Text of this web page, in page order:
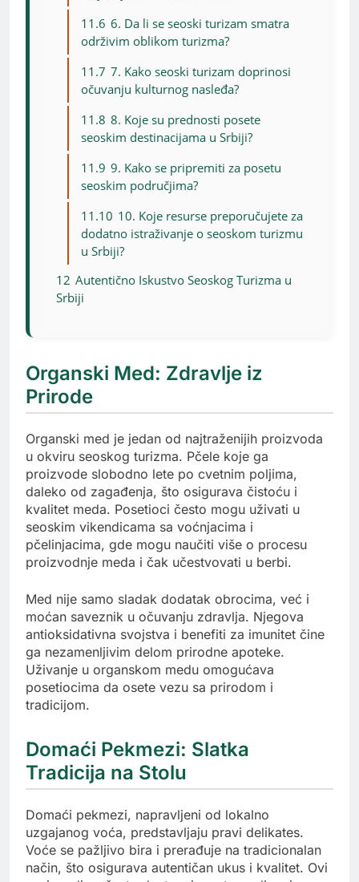
11.6 6. Da li se seoski turizam smatra
održivim oblikom turizma?
11.7 7. Kako seoski turizam doprinosi
očuvanju kulturnog nasleđa?
11.8 8. Koje su prednosti posete
seoskim destinacijama u Srbiji?
11.9 9. Kako se pripremiti za posetu
seoskim područjima?
11.10 10. Koje resurse preporučujete za
dodatno istraživanje o seoskom turizmu
u Srbiji?
12 Autentično Iskustvo Seoskog Turizma u
Srbiji
Organski Med: Zdravlje iz
Prirode
Organski med je jedan od najtraženijih proizvoda
u okviru seoskog turizma. Pčele koje ga
proizvode slobodno lete po cvetnim poljima,
daleko od zagađenja, što osigurava čistoću i
kvalitet meda. Posetioci često mogu uživati u
seoskim vikendicama sa voćnjacima i
pčelinjacima, gde mogu naučiti više o procesu
proizvodnje meda i čak učestvovati u berbi.
Med nije samo sladak dodatak obrocima, već i
moćan saveznik u očuvanju zdravlja. Njegova
antioksidativna svojstva i benefiti za imunitet čine
ga nezamenljivim delom prirodne apoteke.
Uživanje u organskom medu omogućava
posetiocima da osete vezu sa prirodom i
tradicijom.
Domaći Pekmezi: Slatka
Tradicija na Stolu
Domaći pekmezi, napravljeni od lokalno
uzgajanog voća, predstavljaju pravi delikates.
Voće se pažljivo bira i prerađuje na tradicionalan
način, što osigurava autentičan ukus i kvalitet. Ovi